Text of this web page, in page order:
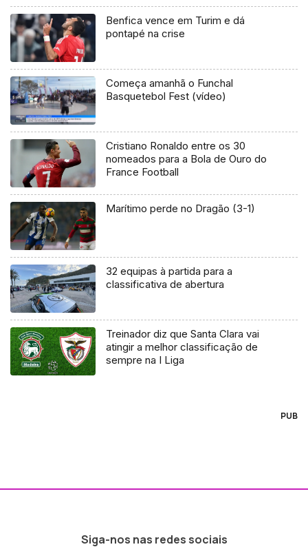
Benfica vence em Turim e dá
pontapé na crise
Começa amanhã o Funchal
Basquetebol Fest (vídeo)
Cristiano Ronaldo entre os 30
nomeados para a Bola de Ouro do
France Football
Marítimo perde no Dragão (3-1)
32 equipas à partida para a
classificativa de abertura
Treinador diz que Santa Clara vai
atingir a melhor classificação de
sempre na I Liga
PUB
Siga-nos nas redes sociais